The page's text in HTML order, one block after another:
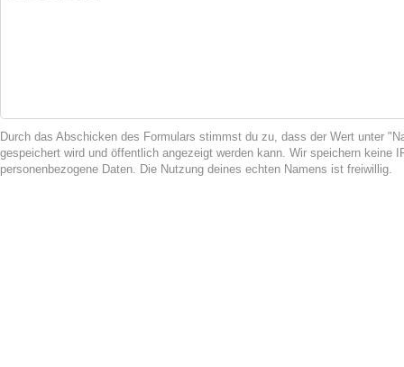
Durch das Abschicken des Formulars stimmst du zu, dass der Wert unter
gespeichert wird und öffentlich angezeigt werden kann. Wir speichern keine
personenbezogene Daten. Die Nutzung deines echten Namens ist freiwillig.